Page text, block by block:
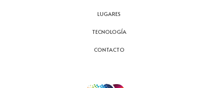
LUGARES
TECNOLOGÍA
CONTACTO